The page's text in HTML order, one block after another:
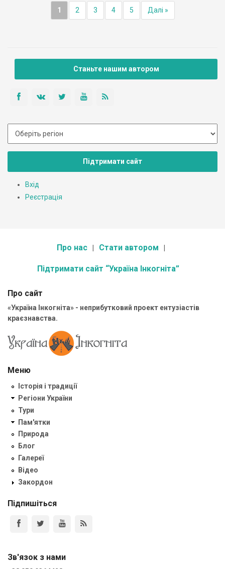
1 2 3 4 5 Далі »
Станьте нашим автором
Підтримати сайт
Вхід
Реєстрація
Про нас Стати автором
Підтримати сайт “Україна Інкогніта”
Про сайт
«Україна Інкогніта» - неприбутковий проект ентузіастів
краєзнавства.
Меню
Історія і традиції
Регіони України
Тури
Пам'ятки
Природа
Блог
Галереї
Відео
Закордон
Підпишіться
Зв'язок з нами